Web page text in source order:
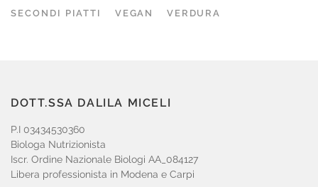
SECONDI PIATTI VEGAN VERDURA
DOTT.SSA DALILA MICELI
P.I 03434530360
Biologa Nutrizionista
Iscr. Ordine Nazionale Biologi AA_084127
Libera professionista in Modena e Carpi